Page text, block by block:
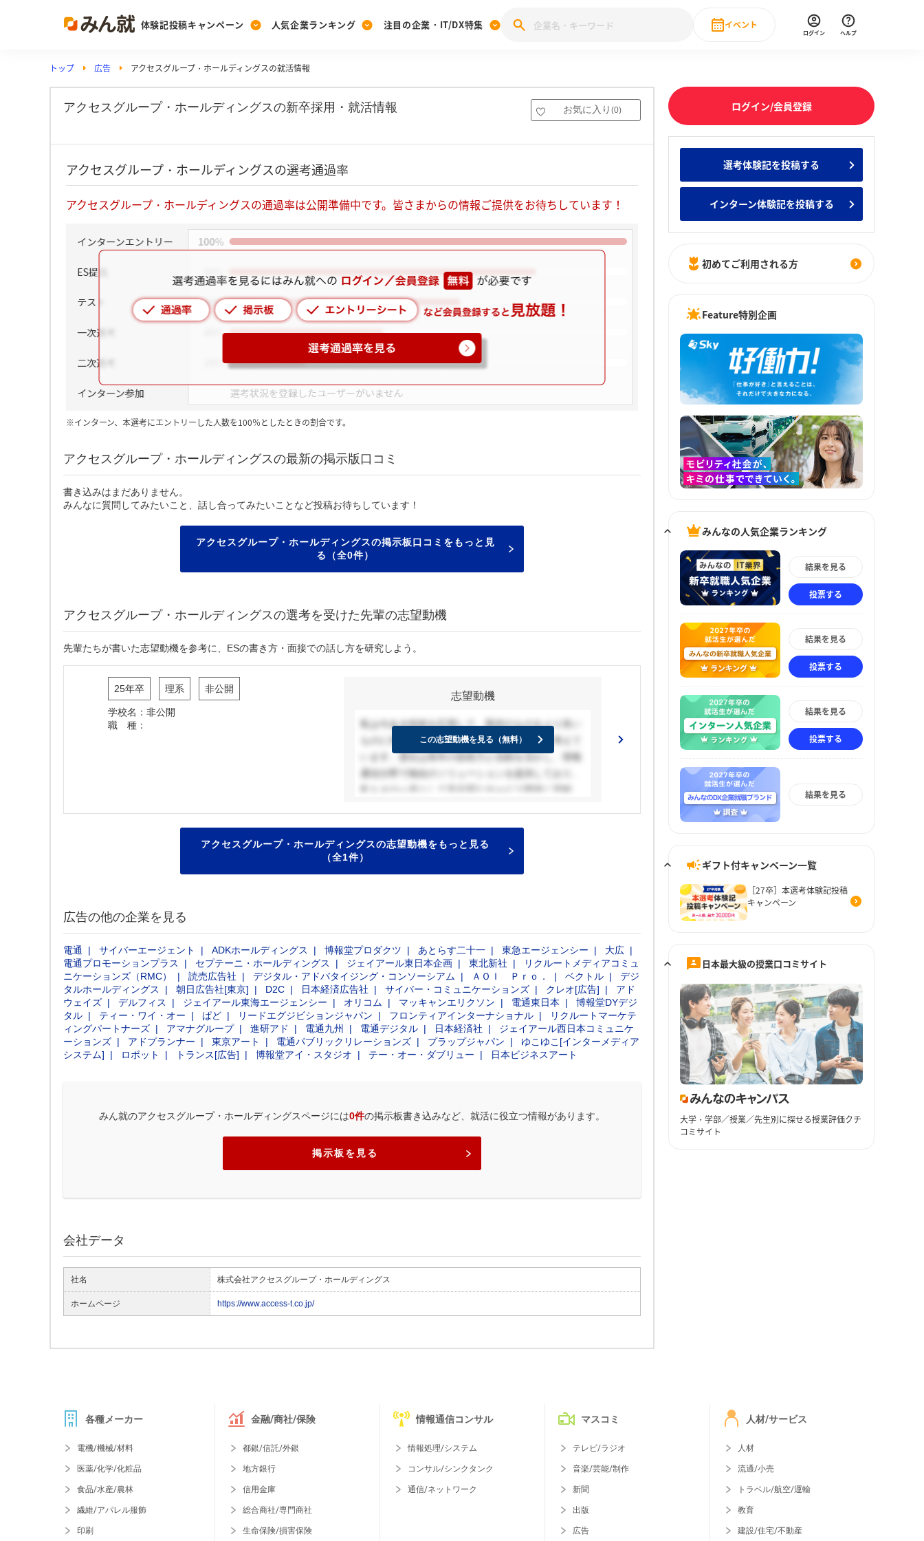
体験記投稿キャンペーン
Post
投稿する
[27卒] 本選考体験記投稿キャンペーン
人気企業ランキング
Ranking
ランキングを見る
みんなのDX企業就職ブランド調査
投票する
みんなの新卒就職人気企業ランキング みんなのインターン人気企業ランキ
注目の企業・IT/DX特集
PickUp
注目の企業特集
28卒 IT・DX企業特集 27卒 IT・DX企業特集 28卒 IT・DX現場社員インタビュー
動画で知ろう！業界・企業研究
イベント
直近のイベント一覧
ログイン ヘルプ
トップ 広告 アクセスグループ・ホールディングスの就活情報
アクセスグループ・ホールディングスの新卒採用・就活情報 お気に入り (0)
アクセスグループ・ホールディングスの選考通過率
アクセスグループ・ホールディングスの通過率は公開準備中です。皆さまからの情報ご提供をお待ちしています！
※インターン、本選考にエントリーした人数を100％としたときの割合です。
アクセスグループ・ホールディングスの最新の掲示版口コミ
書き込みはまだありません。
みんなに質問してみたいこと、話し合ってみたいことなど投稿お待ちしています！
アクセスグループ・ホールディングスの掲示板口コミをもっと見
る（全0件）
アクセスグループ・ホールディングスの選考を受けた先輩の志望動機
先輩たちが書いた志望動機を参考に、ESの書き方・面接での話し方を研究しよう。
25年卒 理系 非公開
学校名：非公開
職 種：
志望動機
私は今ある技術を応用して、既存のものをより良い
ものに作り替えることで社会に貢献したいと考えて
います。貴社は長年の技術力と信頼を活かし、情報
通信分野で独自のソリューションを提供しており、
私もその一員として高品質なサービス開発に貢献し
UI/UX設計を重視してきました。大学で学んだ経験
を活かし、貴社の価値をより向上させる形で貢献し
たいと考えています。貴社での成長と共に、社会貢
この志望動機を見る（無料）
アクセスグループ・ホールディングスの志望動機をもっと見る
（全1件）
広告の他の企業を見る
電通 サイバーエージェント ADKホールディングス 博報堂プロダクツ あとらす二十一 東急エージェンシー
大広
電通プロモーションプラス
セプテーニ・ホールディングス ジェイアール東日本企画 東北新社
リクルートメディアコミュ
ニケーションズ（RMC）
読売広告社 デジタル・アドバタイジング・コンソーシアム ＡＯＩ Ｐｒｏ． ベクトル
デジ
タルホールディングス
朝日広告社[東京] D2C 日本経済広告社 サイバー・コミュニケーションズ クレオ[広告]
アド
ウェイズ
デルフィス ジェイアール東海エージェンシー オリコム マッキャンエリクソン 電通東日本
博報堂DYデジ
タル
ティー・ワイ・オー ぱど リードエグジビションジャパン フロンティアインターナショナル
リクルートマーケテ
ィングパートナーズ
アマナグループ 進研アド 電通九州 電通デジタル 日本経済社
ジェイアール西日本コミュニケ
ーションズ
アドプランナー 東京アート 電通パブリックリレーションズ プラップジャパン
ゆこゆこ[インターメディア
システム]
ロボット トランス[広告] 博報堂アイ・スタジオ テー・オー・ダブリュー 日本ビジネスアート
みん就のアクセスグループ・ホールディングスページには0件の掲示板書き込みなど、就活に役立つ情報があります。
掲示板を見る
会社データ
社名 株式会社アクセスグループ・ホールディングス
ホームページ https://www.access-t.co.jp/
ログイン/会員登録
選考体験記を投稿する
インターン体験記を投稿する
初めてご利用される方
Feature特別企画
みんなの人気企業ランキング
結果を見る
投票する
結果を見る
投票する
結果を見る
投票する
結果を見る
ギフト付キャンペーン一覧
［27卒］本選考体験記投稿
キャンペーン
日本最大級の授業口コミサイト
大学・学部／授業／先生別に探せる授業評価クチ
コミサイト
各種メーカー
電機/機械/材料
医薬/化学/化粧品
食品/水産/農林
繊維/アパレル服飾
印刷
金融/商社/保険
都銀/信託/外銀
地方銀行
信用金庫
総合商社/専門商社
生命保険/損害保険
情報通信コンサル
情報処理/システム
コンサル/シンクタンク
通信/ネットワーク
マスコミ
テレビ/ラジオ
音楽/芸能/制作
新聞
出版
広告
人材/サービス
人材
流通/小売
トラベル/航空/運輸
教育
建設/住宅/不動産